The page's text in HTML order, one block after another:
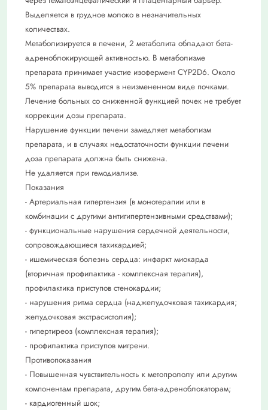
Выделяется в грудное молоко в незначительных
количествах.
Метаболизируется в печени, 2 метаболита обладают бета-
адреноблокирующей активностью. В метаболизме
препарата принимает участие изофермент CYP2D6. Около
5% препарата выводится в неизмененном виде почками.
Лечение больных со сниженной функцией почек не требует
коррекции дозы препарата.
Нарушение функции печени замедляет метаболизм
препарата, и в случаях недостаточности функции печени
доза препарата должна быть снижена.
Не удаляется при гемодиализе.
Показания
- Артериальная гипертензия (в монотерапии или в
комбинации с другими антигипертензивными средствами);
- функциональные нарушения сердечной деятельности,
сопровождающиеся тахикардией;
- ишемическая болезнь сердца: инфаркт миокарда
(вторичная профилактика - комплексная терапия),
профилактика приступов стенокардии;
- нарушения ритма сердца (наджелудочковая тахикардия;
желудочковая экстрасистолия);
- гипертиреоз (комплексная терапия);
- профилактика приступов мигрени.
Противопоказания
- Повышенная чувствительность к метопрололу или другим
компонентам препарата, другим бета-адреноблокаторам;
- кардиогенный шок;